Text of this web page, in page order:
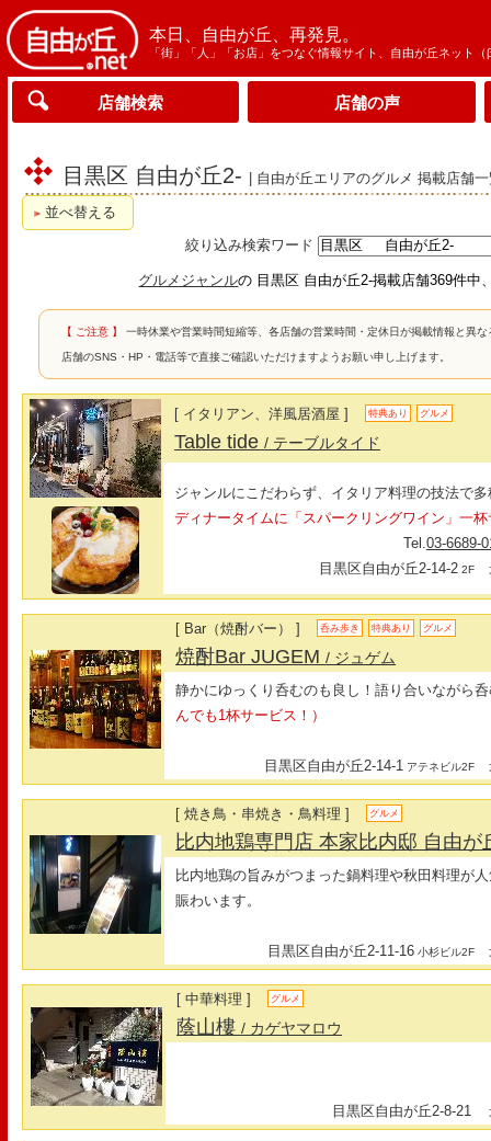
本日、自由が丘、再発見。
「街」「人」「お店」をつなぐ情報サイト、自由が丘ネット（
店舗検索 店舗の声
目黒区 自由が丘2- | 自由が丘エリアのグルメ 掲載店舗
並べ替える
絞り込み検索ワード
グルメジャンルの 目黒区 自由が丘2-掲載店舗369件中
【 ご注意 】 一時休業や営業時間短縮等、各店舗の営業時間・定休日が掲載情報と異
店舗のSNS・HP・電話等で直接ご確認いただけますようお願い申し上げます。
[ イタリアン、洋風居酒屋 ] 特典あり グルメ
Table tide/ テーブルタイド
ジャンルにこだわらず、イタリア料理の技法で
ディナータイムに「スパークリングワイン」一
Tel.03-6689-
目黒区自由が丘2-14-2 2F
[ Bar（焼酎バー） ] 呑み歩き 特典あり グルメ
焼酎Bar JUGEM/ ジュゲム
静かにゆっくり呑むのも良し！語り合いながら
んでも1杯サービス！）
目黒区自由が丘2-14-1 アテネビル2F
[ 焼き鳥・串焼き・鳥料理 ] グルメ
比内地鶏専門店 本家比内邸 自由
比内地鶏の旨みがつまった鍋料理や秋田料理が
賑わいます。
目黒区自由が丘2-11-16 小杉ビル2F
[ 中華料理 ] グルメ
蔭山樓/ カゲヤマロウ
目黒区自由が丘2-8-21